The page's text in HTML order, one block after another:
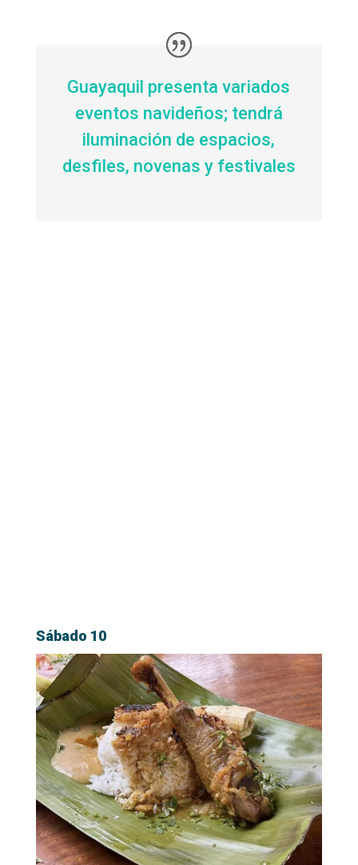
Guayaquil presenta variados
eventos navideños; tendrá
iluminación de espacios,
desfiles, novenas y festivales
Sábado 10